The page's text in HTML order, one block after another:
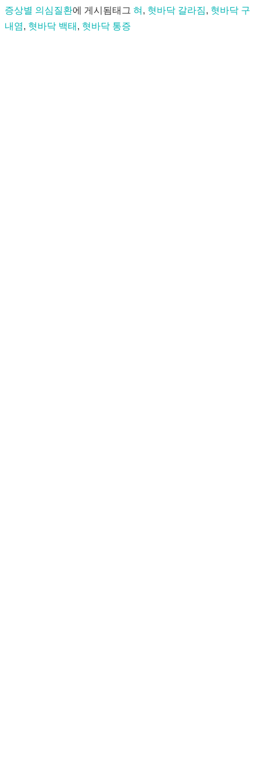
증상별 의심질환에 게시됨태그 혀 , 혓바닥 갈라짐, 혓바닥 구
내염, 혓바닥 백태 , 혓바닥 통증